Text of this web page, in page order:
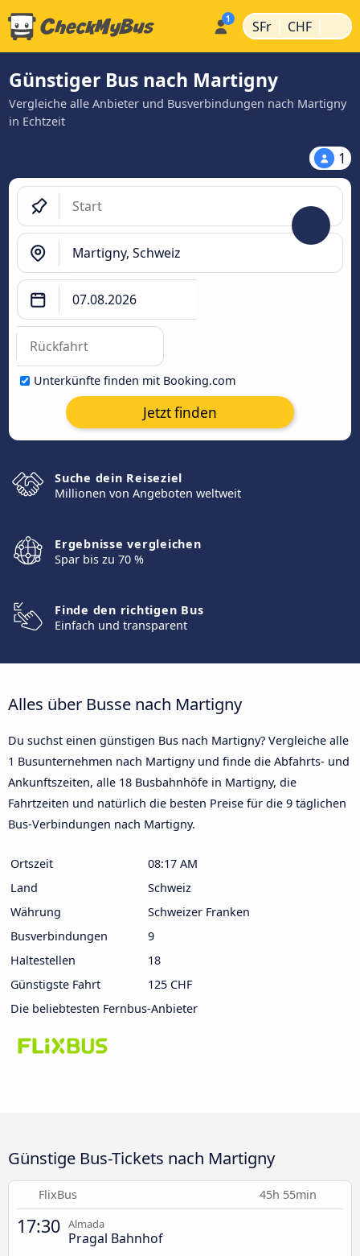
SFr | CHF |
Günstiger Bus nach Martigny
Vergleiche alle Anbieter und Busverbindungen nach Martigny
in Echtzeit
1
Unterkünfte finden mit Booking.com
Jetzt finden
Suche dein Reiseziel
Millionen von Angeboten weltweit
Ergebnisse vergleichen
Spar bis zu 70 %
Finde den richtigen Bus
Einfach und transparent
Alles über Busse nach Martigny
Du suchst einen günstigen Bus nach Martigny? Vergleiche alle
1 Busunternehmen nach Martigny und finde die Abfahrts- und
Ankunftszeiten, alle 18 Busbahnhöfe in Martigny, die
Fahrtzeiten und natürlich die besten Preise für die 9 täglichen
Bus-Verbindungen nach Martigny.
Ortszeit
08:17 AM
Land
Schweiz
Währung
Schweizer Franken
Busverbindungen
9
Haltestellen
18
Günstigste Fahrt
125 CHF
Die beliebtesten Fernbus-Anbieter
Günstige Bus-Tickets nach Martigny
FlixBus 45h 55min
17:30 Almada
Pragal Bahnhof